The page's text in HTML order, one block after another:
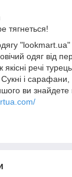
тягнеться!
одяг від
якісні речі
і сарафани,
ви